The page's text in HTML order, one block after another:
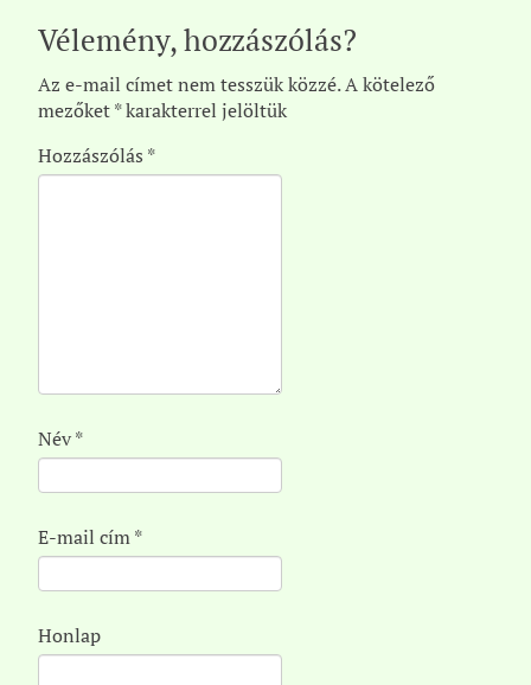
Vélemény, hozzászólás?
Az e-mail címet nem tesszük közzé.A kötelező
mezőket*karakterrel jelöltük
Hozzászólás *
Név*
E-mail cím*
Honlap